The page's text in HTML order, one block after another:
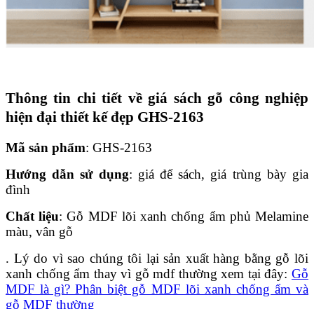
Thông tin chi tiết về giá sách gỗ công nghiệp
hiện đại thiết kế đẹp GHS-2163
Mã sản phẩm: GHS-2163
Hướng dẫn sử dụng: giá để sách, giá trùng bày gia
đình
Chất liệu: Gỗ MDF lõi xanh chống ẩm phủ Melamine
màu, vân gỗ
. Lý do vì sao chúng tôi lại sản xuất hàng bằng gỗ lõi
xanh chống ẩm thay vì gỗ mdf thường xem tại đây: Gỗ
MDF là gì? Phân biệt gỗ MDF lõi xanh chống ẩm và
gỗ MDF thường